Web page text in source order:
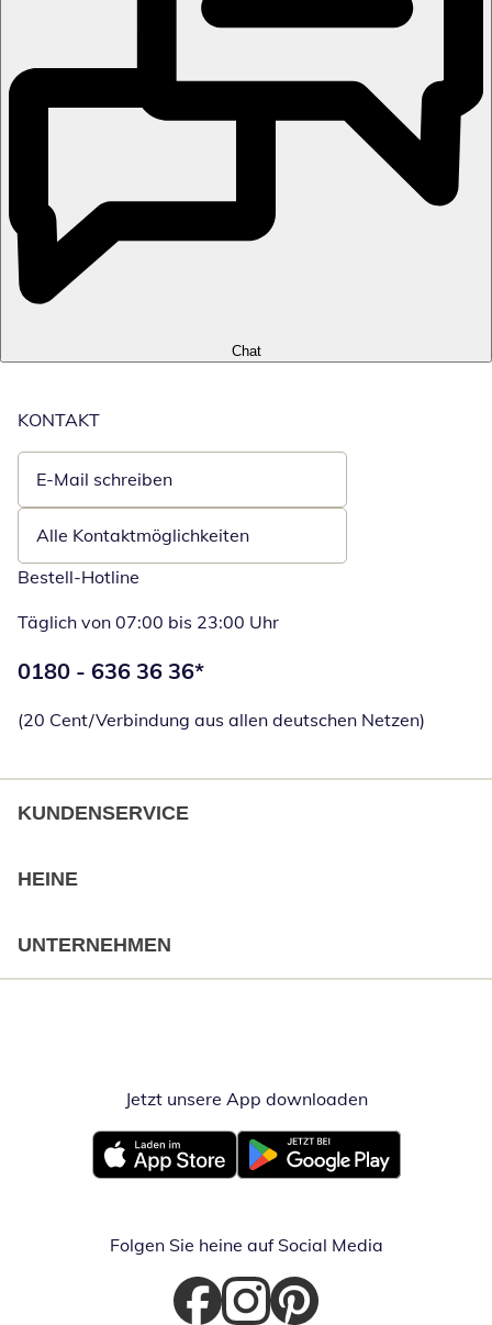
Chat
KONTAKT
E-Mail schreiben
Öffnet E-Mail-Client
Alle Kontaktmöglichkeiten
Bestell-Hotline
Täglich von 07:00 bis 23:00 Uhr
Telefonnummer:
0180 - 636 36 36*
(20 Cent/Verbindung aus allen deutschen Netzen)
KUNDENSERVICE
HEINE
UNTERNEHMEN
Jetzt unsere App downloadenÖffnet in
Öffnet in neuem FensterÖffnet in neuem Fenster
Folgen Sie heine auf Social Media